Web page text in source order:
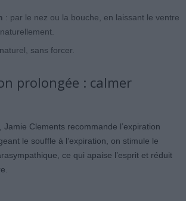
: par le nez ou la bouche, en laissant le ventre
sans forcer.
prolongée : calmer
Jamie Clements recommande l’expiration
le souffle à l’expiration, on stimule le
ce qui apaise l’esprit et réduit